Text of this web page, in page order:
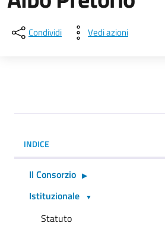
Condividi Vedi azioni
INDICE
Il Consorzio
Istituzionale
Statuto